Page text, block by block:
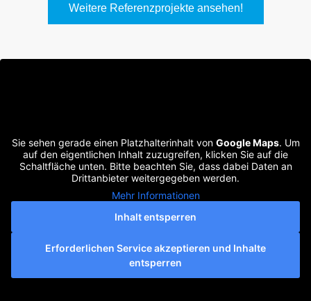
Weitere Referenzprojekte ansehen!
Sie sehen gerade einen Platzhalterinhalt von Google Maps. Um
auf den eigentlichen Inhalt zuzugreifen, klicken Sie auf die
Schaltfläche unten. Bitte beachten Sie, dass dabei Daten an
Drittanbieter weitergegeben werden.
Mehr Informationen
Inhalt entsperren
Erforderlichen Service akzeptieren und Inhalte
entsperren